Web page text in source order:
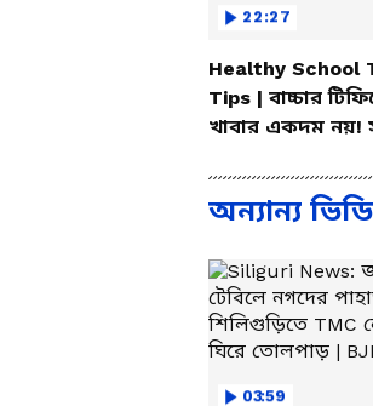
22:27
Healthy School
Tips | বাচ্চার
খাবার একদম নয়!
অন্যান্য
03:59